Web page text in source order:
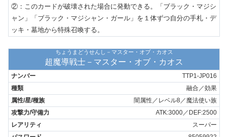
②：このカードが破壊された場合に発動できる。「ブラック・マジシ
ャン」「ブラック・マジシャン・ガール」を１体ずつ自分の手札・デ
ッキ・墓地から特殊召喚する。
ちょうまどうせんし－マスター・オブ・カオス
超魔導戦士－マスター・オブ・カオス
TTP1-JP016
融合／効果
闇属性／レベル8／魔法使い族
ATK:3000／DEF:2500
スーパー